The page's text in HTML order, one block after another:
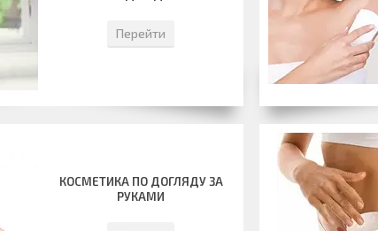
Перейти
КОСМЕТИКА ПО ДОГЛЯДУ ЗА
РУКАМИ